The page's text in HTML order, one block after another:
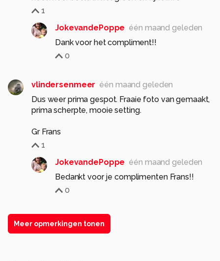
1
JokevandePoppe één maand geleden
Dank voor het compliment!!
0
vlindersenmeer één maand geleden
Dus weer prima gespot. Fraaie foto van gemaakt,
prima scherpte, mooie setting.
Gr Frans
1
JokevandePoppe één maand geleden
Bedankt voor je complimenten Frans!!
0
Meer opmerkingen tonen